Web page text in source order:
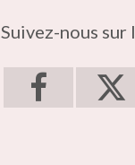
Suivez-nous sur